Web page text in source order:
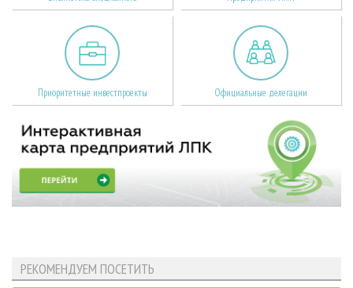
Приоритетные инвестпроекты Официальные делегации
РЕКОМЕНДУЕМ ПОСЕТИТЬ